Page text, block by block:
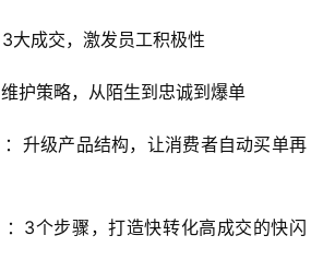
大成交，激发员工积极性
护策略，从陌生到忠诚到爆单
升级产品结构，让消费者自动买单再
3个步骤，打造快转化高成交的快闪